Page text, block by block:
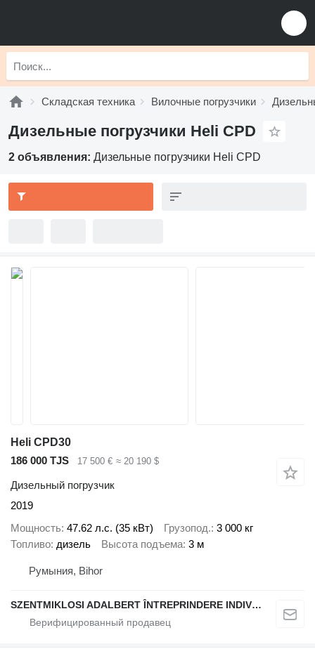
Складская техника Вилочные погрузчики
Дизельные погрузчики Heli CPD
2 объявления: Дизельные погрузчики Heli CPD
Heli CPD30
186 000 TJS
17 500 € ≈ 20 190 $
Дизельный погрузчик
2019
Мощность 47.62 л.с. (35 кВт) Грузопод. 3 000 кг
Топливо дизель Высота подъема 3 м
Румыния, Bihor
SZENTMIKLOSI ADALBERT ÎNTREPRINDERE INDIVIDUALĂ